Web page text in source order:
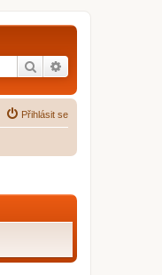
Hledat
Přihlásit se